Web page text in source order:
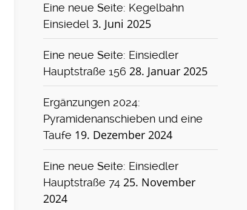
Eine neue Seite: Kegelbahn
Einsiedel 3. Juni 2025
Eine neue Seite: Einsiedler
Hauptstraße 156 28. Januar 2025
Ergänzungen 2024:
Pyramidenanschieben und eine
Taufe 19. Dezember 2024
Eine neue Seite: Einsiedler
Hauptstraße 74 25. November
2024